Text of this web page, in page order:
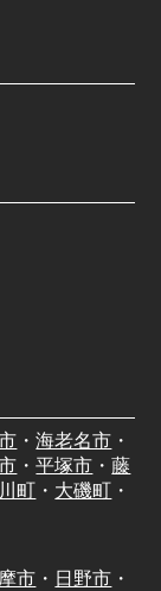
・海老名市 ・
・平塚市 ・藤
町 ・ 大磯町 ・
市 ・ 日野市 ・